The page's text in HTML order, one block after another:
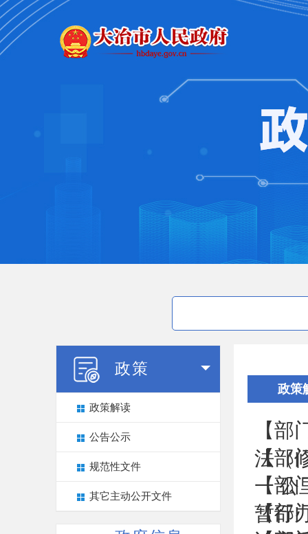
政策
政策解读
公告公示
规范性文件
其它主动公开文件
政策
【
法（
【部
一 公
【部
暂行
【部